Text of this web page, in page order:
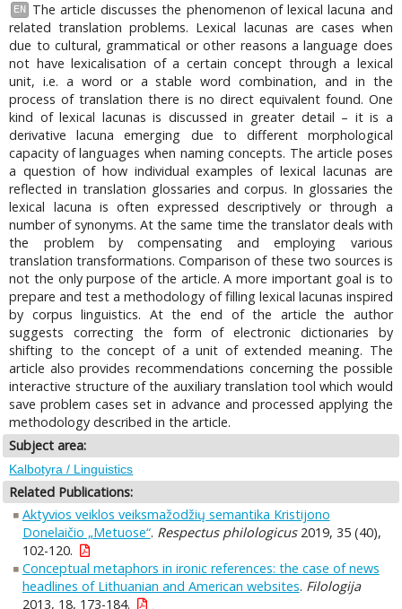
EN
The article discusses the phenomenon of lexical lacuna and
related translation problems. Lexical lacunas are cases when
due to cultural, grammatical or other reasons a language does
not have lexicalisation of a certain concept through a lexical
unit, i.e. a word or a stable word combination, and in the
process of translation there is no direct equivalent found. One
kind of lexical lacunas is discussed in greater detail – it is a
derivative lacuna emerging due to different morphological
capacity of languages when naming concepts. The article poses
a question of how individual examples of lexical lacunas are
reflected in translation glossaries and corpus. In glossaries the
lexical lacuna is often expressed descriptively or through a
number of synonyms. At the same time the translator deals with
the problem by compensating and employing various
translation transformations. Comparison of these two sources is
not the only purpose of the article. A more important goal is to
prepare and test a methodology of filling lexical lacunas inspired
by corpus linguistics. At the end of the article the author
suggests correcting the form of electronic dictionaries by
shifting to the concept of a unit of extended meaning. The
article also provides recommendations concerning the possible
interactive structure of the auxiliary translation tool which would
save problem cases set in advance and processed applying the
methodology described in the article.
Subject area:
Kalbotyra / Linguistics
Related Publications:
Aktyvios veiklos veiksmažodžių semantika Kristijono
Donelaičio „Metuose“. Respectus philologicus2019, 35 (40),
102-120.
Conceptual metaphors in ironic references: the case of news
headlines of Lithuanian and American websites. Filologija
2013, 18, 173-184.